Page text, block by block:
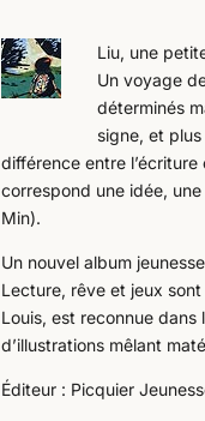
Liu, une
Un voyage
déterminés
signe, et
différence entre
correspond une idée,
Min).
Un nouvel album
Lecture, rêve et jeux
Louis, est reconnue
d’illustrations mêlant
Éditeur : Picquier